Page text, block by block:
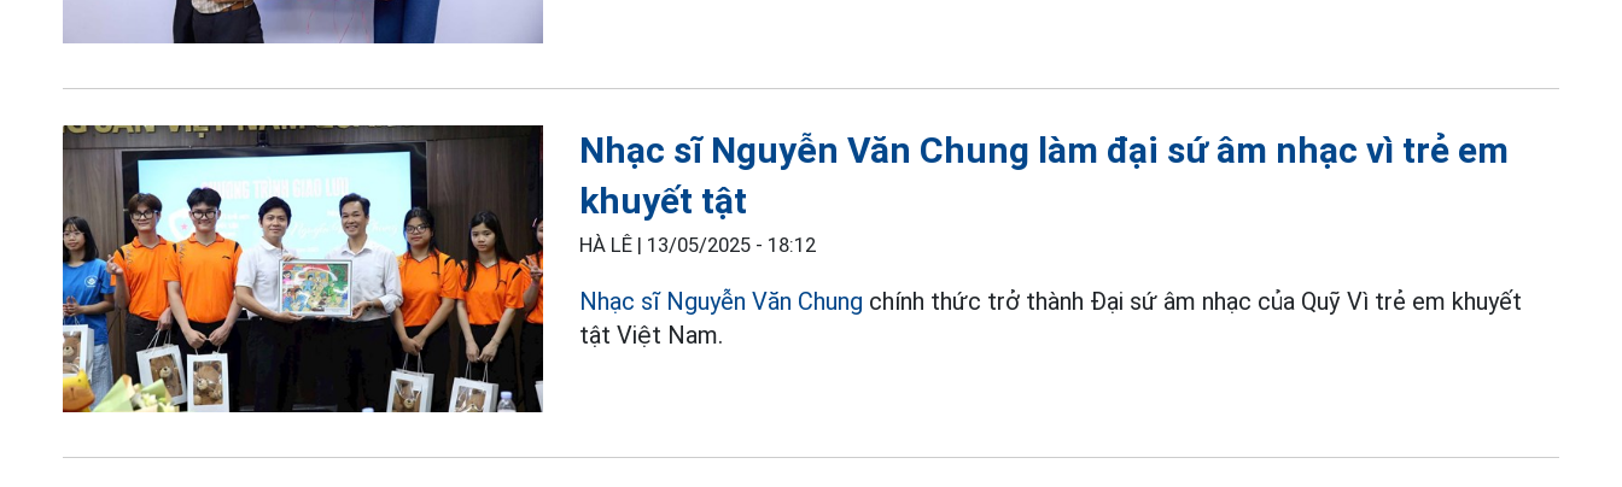
Nhạc sĩ Nguyễn Văn Chung làm đại sứ âm nhạc vì trẻ em
khuyết tật
HÀ LÊ | 13/05/2025 - 18:12
Nhạc sĩ Nguyễn Văn Chung chính thức trở thành Đại sứ âm nhạc của Quỹ Vì trẻ em khuyết
tật Việt Nam.